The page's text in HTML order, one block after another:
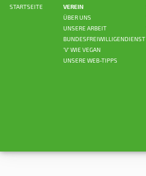
STARTSEITE
VEREIN
ÜBER UNS
UNSERE ARBEIT
BUNDESFREIWILLIGENDIENST
'V' WIE VEGAN
UNSERE WEB-TIPPS